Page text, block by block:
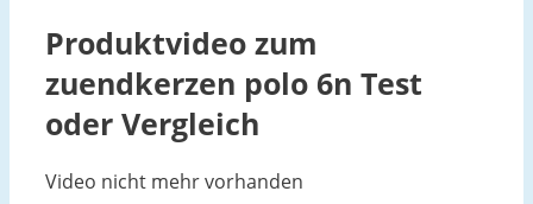
Produktvideo zum
zuendkerzen polo 6n Test
oder Vergleich
Video nicht mehr vorhanden